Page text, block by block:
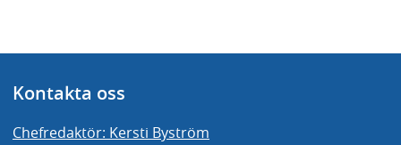
Kontakta oss
Chefredaktör: Kersti Byström